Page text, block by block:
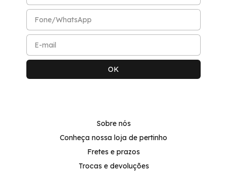
Sobre nós
Conheça nossa loja de pertinho
Fretes e prazos
Trocas e devoluções